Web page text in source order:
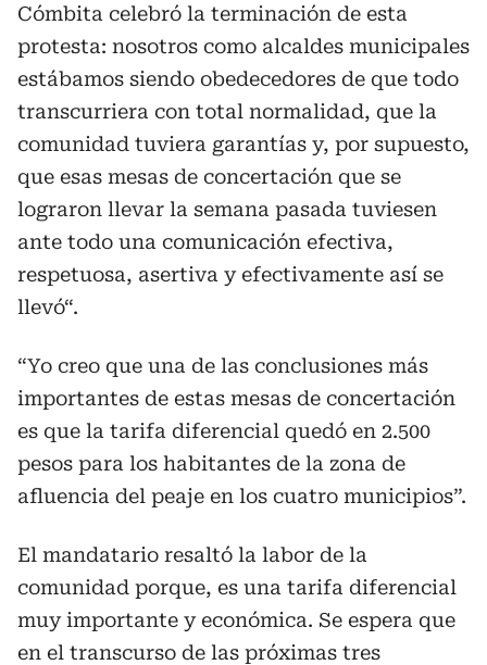
Cómbita celebró la terminación de esta
protesta: nosotros como alcaldes municipales
estábamos siendo obedecedores de que todo
transcurriera con total normalidad, que la
comunidad tuviera garantías y, por supuesto,
que esas mesas de concertación que se
lograron llevar la semana pasada tuviesen
ante todo una comunicación efectiva,
respetuosa, asertiva y efectivamente así se
llevó“.
“Yo creo que una de las conclusiones más
importantes de estas mesas de concertación
es que la tarifa diferencial quedó en 2.500
pesos para los habitantes de la zona de
afluencia del peaje en los cuatro municipios”.
El mandatario resaltó la labor de la
comunidad porque, es una tarifa diferencial
muy importante y económica. Se espera que
en el transcurso de las próximas tres